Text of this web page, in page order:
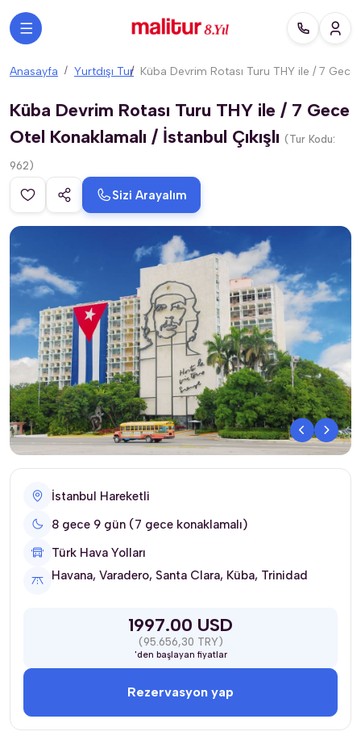
Anasayfa Yurtdışı Tur Küba Devrim Rotası Turu THY ile / 7 Gece
Küba Devrim Rotası Turu THY ile / 7 Gece
Otel Konaklamalı / İstanbul Çıkışlı (Tur Kodu:
962)
Sizi Arayalım
İstanbul Hareketli
8 gece 9 gün (7 gece konaklamalı)
Türk Hava Yolları
Havana, Varadero, Santa Clara, Küba, Trinidad
1997.00 USD
(95.656,30 TRY)
'den başlayan fiyatlar
Rezervasyon yap